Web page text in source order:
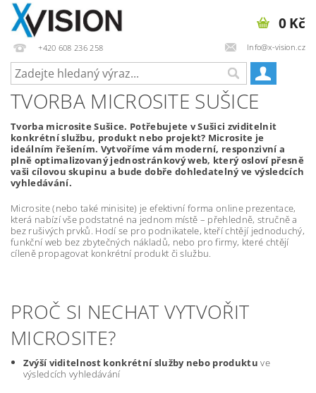
+420 608 236 258 Info@x-vision.cz
0 Kč
TVORBA MICROSITE SUŠICE
Tvorba microsite Sušice. Potřebujete v Sušici zviditelnit
konkrétní službu, produkt nebo projekt? Microsite je
ideálním řešením. Vytvoříme vám moderní, responzivní a
plně optimalizovaný jednostránkový web, který osloví přesně
vaši cílovou skupinu a bude dobře dohledatelný ve výsledcích
vyhledávání.
Microsite (nebo také minisite) je efektivní forma online prezentace,
která nabízí vše podstatné na jednom místě – přehledně, stručně a
bez rušivých prvků. Hodí se pro podnikatele, kteří chtějí jednoduchý,
funkční web bez zbytečných nákladů, nebo pro firmy, které chtějí
cíleně propagovat konkrétní produkt či službu.
PROČ SI NECHAT VYTVOŘIT
MICROSITE?
Zvýší viditelnost konkrétní služby nebo produktu ve
výsledcích vyhledávání